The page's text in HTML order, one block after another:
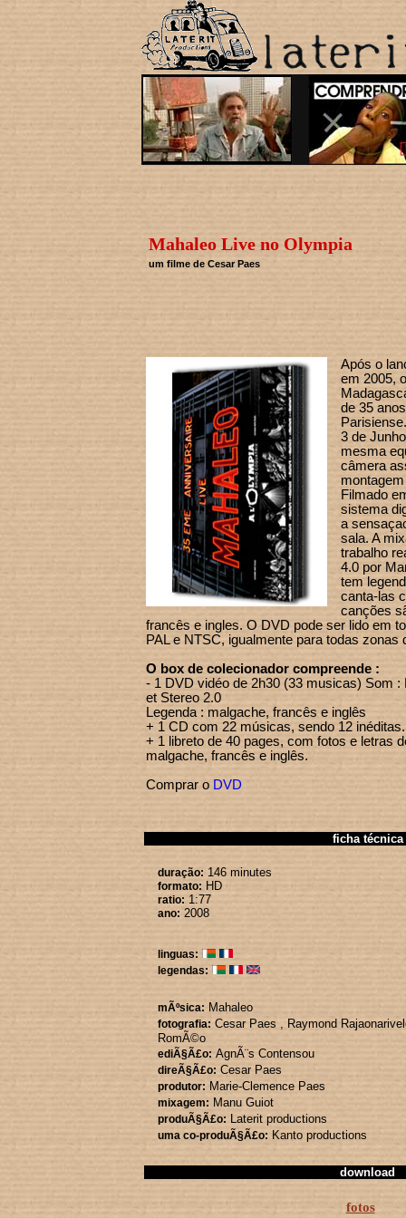
Mahaleo Live no Olympia
um filme de Cesar Paes
Após o
em 2005,
de 35
3 de
mesma
câmera
Filmado
sistema
a
sala. A
trabalho
4.0 por
tem
canta-las
canções
francês e ingles. O DVD pode ser lido em
PAL e NTSC, igualmente para todas zonas
O box de colecionador compreende :
- 1 DVD vidéo de 2h30 (33 musicas) Som
et Stereo 2.0
Legenda : malgache, francês e inglês
+ 1 CD com 22 músicas, sendo 12
+ 1 libreto de 40 pages, com fotos e letras
malgache, francês e inglês.
Comprar o DVD
ficha técnica
duração: 146 minutes
formato: HD
ratio: 1:77
ano: 2008
linguas:
legendas:
mÃºsica: Mahaleo
fotografia: Cesar Paes , Raymond
RomÃ©o
ediÃ§Ã£o: AgnÃ¨s Contensou
direÃ§Ã£o: Cesar Paes
produtor: Marie-Clemence Paes
mixagem: Manu Guiot
produÃ§Ã£o: Laterit productions
uma co-produÃ§Ã£o: Kanto productions
download
fotos